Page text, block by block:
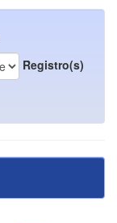
Registro(s)